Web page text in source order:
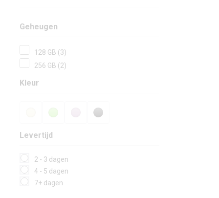
Geheugen
128 GB (3)
256 GB (2)
Kleur
Levertijd
2 - 3 dagen
4 - 5 dagen
7+ dagen